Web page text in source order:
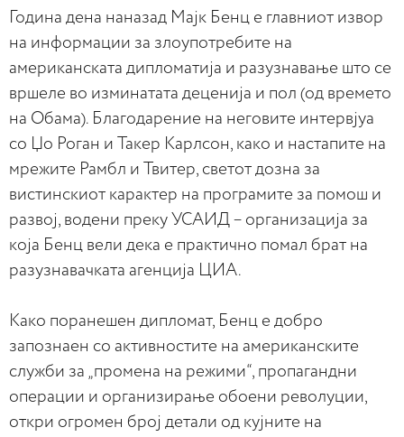
Година дена наназад Мајк Бенц е главниот извор
на информации за злоупотребите на
американската дипломатија и разузнавање што се
вршеле во изминатата деценија и пол (од времето
на Обама). Благодарение на неговите интервјуа
со Џо Роган и Такер Карлсон, како и настапите на
мрежите Рамбл и Твитер, светот дозна за
вистинскиот карактер на програмите за помош и
развој, водени преку УСАИД – организација за
која Бенц вели дека е практично помал брат на
разузнавачката агенција ЦИА.
Како поранешен дипломат, Бенц е добро
запознаен со активностите на американските
служби за „промена на режими“, пропагандни
операции и организирање обоени револуции,
откри огромен број детали од кујните на